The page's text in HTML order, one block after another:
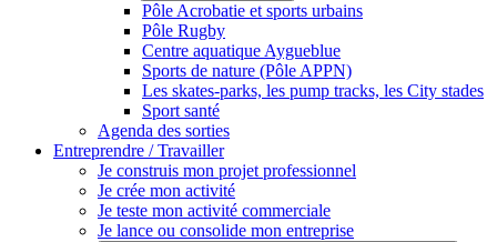
Pôle Acrobatie et sports urbains
Pôle Rugby
Centre aquatique Aygueblue
Sports de nature (Pôle APPN)
Les skates-parks, les pump tracks, les City stades
Sport santé
Agenda des sorties
Entreprendre / Travailler
Je construis mon projet professionnel
Je crée mon activité
Je teste mon activité commerciale
Je lance ou consolide mon entreprise